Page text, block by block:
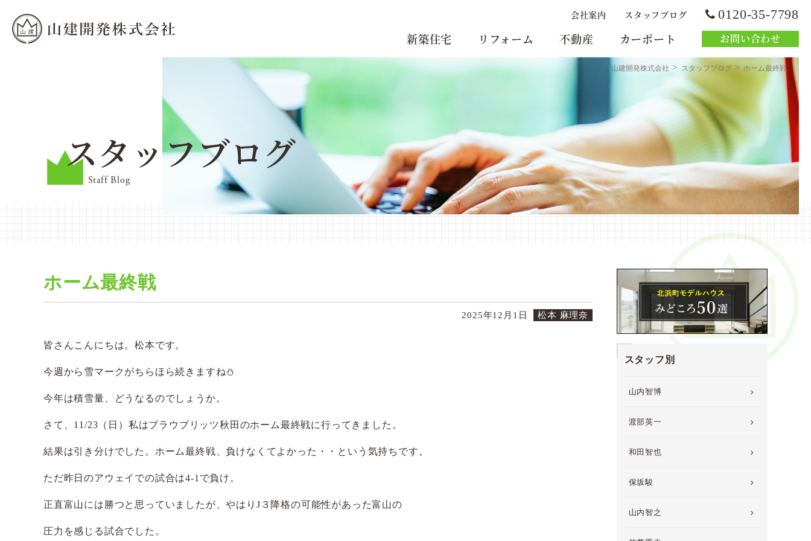
新築住宅 リフォーム 不動産 カーポート お問い合わせ
会社案内 スタッフブログ 0120-35-7798
スタッフブログ
Staff Blog
山建開発株式会社 > スタッフブログ>ホーム最終戦
ホーム最終戦
2025年12月1日 松本 麻理奈
皆さんこんにちは。松本です。
今週から雪マークがちらほら続きますね⛄
今年は積雪量、どうなるのでしょうか。
さて、11/23（日）私はブラウブリッツ秋田のホーム最終戦に行ってきました。
結果は引き分けでした。ホーム最終戦、負けなくてよかった・・という気持ちです。
ただ昨日のアウェイでの試合は4-1で負け。
正直富山には勝つと思っていましたが、やはりJ３降格の可能性があった富山の
圧力を感じる試合でした。
スタッフ別
山内智博
渡部英一
和田智也
保坂駿
山内智之